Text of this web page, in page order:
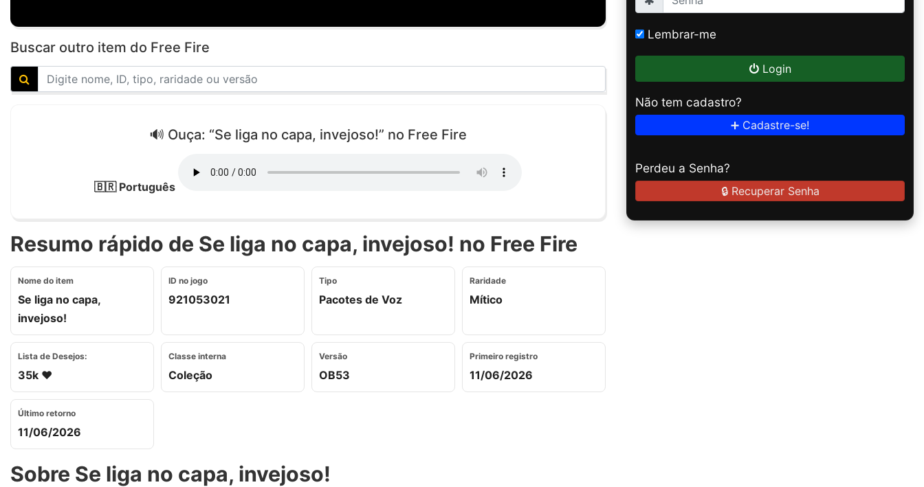
Buscar outro item do Free Fire
🔊 Ouça: “Se liga no capa, invejoso!” no Free Fire
🇧🇷 Português
Resumo rápido de Se liga no capa, invejoso! no Free Fire
Nome do item
Se liga no capa,
invejoso!
ID no jogo
921053021
Tipo
Pacotes de Voz
Raridade
Mítico
Lista de Desejos:
35k ❤️
Classe interna
Coleção
Versão
OB53
Primeiro registro
11/06/2026
Último retorno
11/06/2026
Sobre Se liga no capa, invejoso!
Lembrar-me
Login
Não tem cadastro?
➕ Cadastre-se!
Perdeu a Senha?
🔒 Recuperar Senha